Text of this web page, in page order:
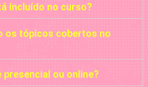
incluído no curso?
os tópicos cobertos no
presencial ou online?